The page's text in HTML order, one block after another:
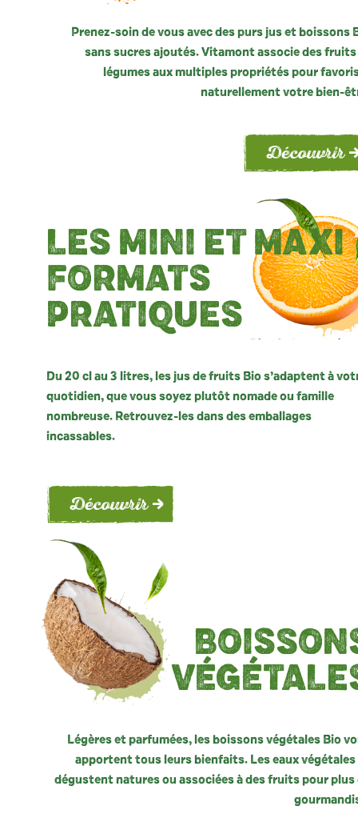
Prenez-soin de vous avec des purs jus et boissons
sans sucres ajoutés. Vitamont associe des
légumes aux multiples propriétés pour
naturellement votre bien-
Découvrir
LES MINI ET MAXI
FORMATS
PRATIQUES
Du 20 cl au 3 litres, les jus de fruits Bio s’adaptent à
quotidien, que vous soyez plutôt nomade ou famille
nombreuse. Retrouvez-les dans des emballages
incassables.
Découvrir
Légères et parfumées, les boissons végétales Bio
apportent tous leurs bienfaits. Les eaux végétales
dégustent natures ou associées à des fruits pour plus